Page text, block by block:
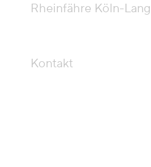
Rheinfähre Köln-
Kontakt